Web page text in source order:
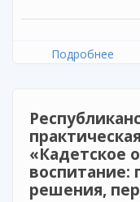
Подробнее
«Кадетское
воспитание:
решения,